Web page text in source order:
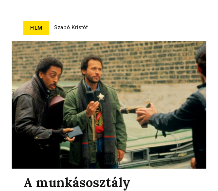
FILM Szabó Kristóf
A munkásosztály